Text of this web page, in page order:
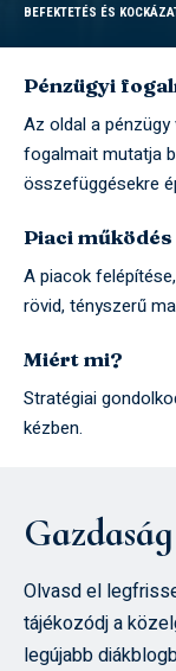
BEFEKTETÉS ÉS
Pénzügyi
Az oldal a
fogalmait mutatja
összefüggésekre
Piaci működés
A piacok
rövid, tényszerű
Miért mi?
Stratégiai
kézben.
Gazdaság
Olvasd el
tájékozódj a
legújabb